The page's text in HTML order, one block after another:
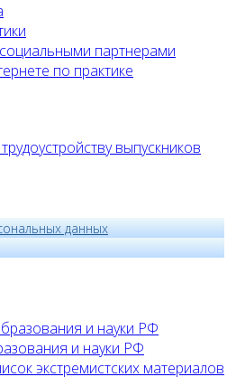
партнерами
по практике
выпускников
данных
и науки РФ